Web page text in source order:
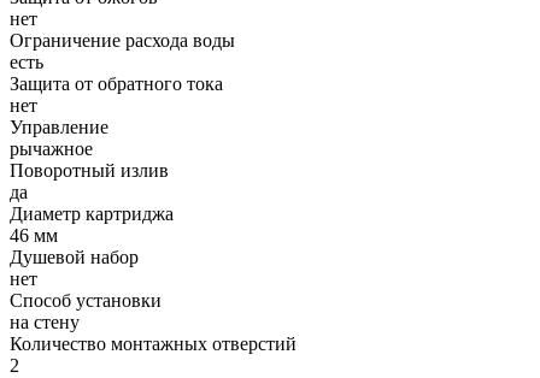
нет
Ограничение расхода воды
есть
Защита от обратного тока
нет
Управление
рычажное
Поворотный излив
да
Диаметр картриджа
46 мм
Душевой набор
нет
Способ установки
на стену
Количество монтажных отверстий
2